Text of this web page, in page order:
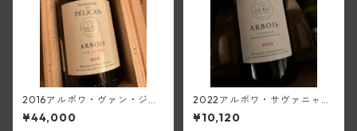
2016アルボワ・ヴァン・ジョ
ーヌ(ペリカン)
¥44,000
2022アルボワ・サヴァニャ
ン・マセラシオン・ペリキュ
レール(ペリカン)
¥10,120